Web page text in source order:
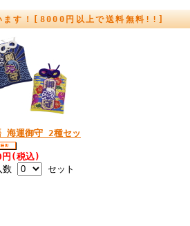
ます！[8000円以上で送料無料!!]
海運御守 2種セッ
(税込)
数
セット